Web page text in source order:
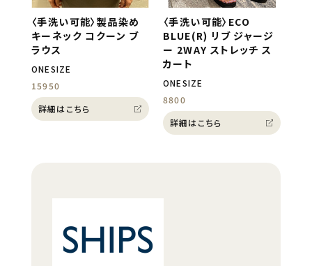
〈手洗い可能〉製品染め
キーネック コクーン ブ
ラウス
ONESIZE
15950
詳細はこちら
〈手洗い可能〉ECO
BLUE(R) リブ ジャージ
ー 2WAY ストレッチ ス
カート
ONESIZE
8800
詳細はこちら